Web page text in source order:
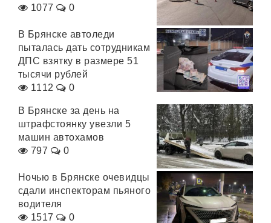
1077
0
В Брянске автоледи
пыталась дать сотрудникам
ДПС взятку в размере 51
тысячи рублей
1112
0
В Брянске за день на
штрафстоянку увезли 5
машин автохамов
797
0
Ночью в Брянске очевидцы
сдали инспекторам пьяного
водителя
1517
0